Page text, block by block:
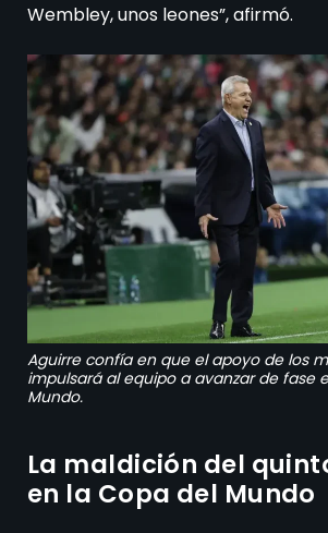
Wembley, unos leones”, afirmó.
Aguirre confía en que el apoyo de los
impulsará al equipo a avanzar de fase
Mundo.
La maldición del
en la Copa del Mundo